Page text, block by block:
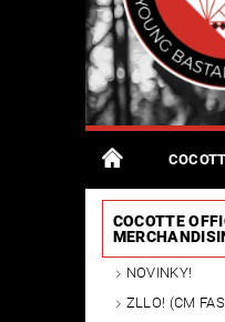
COCOTTE
NOVINKY!
ZLLO! (CM